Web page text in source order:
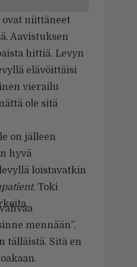
ovat niittäneet
Aavistuksen
hittiä. Levyn
elävöittäisi
vierailu
ole sitä
on jälleen
hyvä
loistavatkin
. Toki
mennään”.
tälläistä. Sitä en